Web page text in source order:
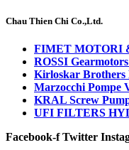
Chau Thien Chi Co.,Ltd.
FIMET MOTORI
ROSSI
Kirloskar
Marzocchi Pompe
KRAL Screw
UFI FILTERS
Facebook-f Twitter